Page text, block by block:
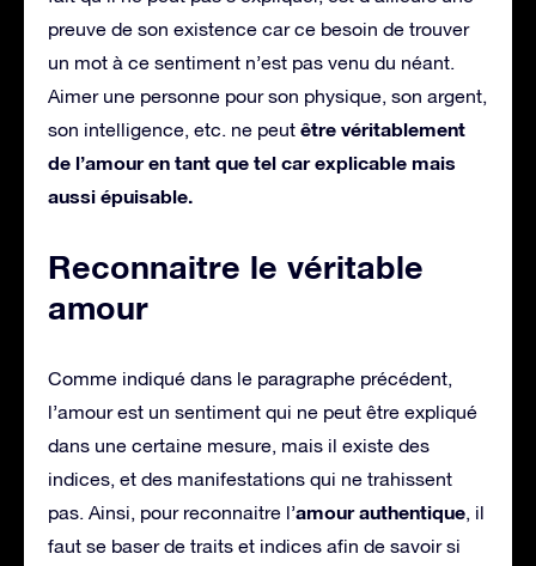
preuve de son existence car ce besoin de trouver
un mot à ce sentiment n’est pas venu du néant.
Aimer une personne pour son physique, son argent,
son intelligence, etc. ne peut être véritablement
de l’amour en tant que tel car explicable mais
aussi épuisable.
Reconnaitre le véritable
amour
Comme indiqué dans le paragraphe précédent,
l’amour est un sentiment qui ne peut être expliqué
dans une certaine mesure, mais il existe des
indices, et des manifestations qui ne trahissent
pas. Ainsi, pour reconnaitre l’amour authentique, il
faut se baser de traits et indices afin de savoir si